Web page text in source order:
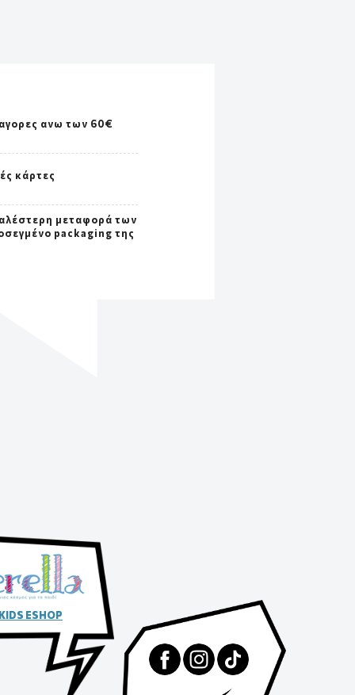
ανω των 60€
κάρτες
μεταφορά των
packaging της
ESHOP